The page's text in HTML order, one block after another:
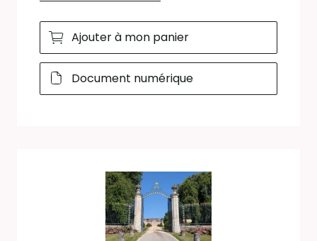
Ajouter à mon panier
Document numérique